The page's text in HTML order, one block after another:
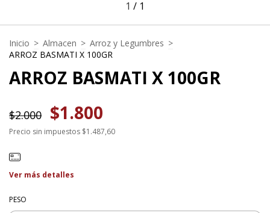
1 / 1
Inicio > Almacen > Arroz y Legumbres >
ARROZ BASMATI X 100GR
ARROZ BASMATI X 100GR
$2.000 $1.800
Precio sin impuestos $1.487,60
Ver más detalles
PESO